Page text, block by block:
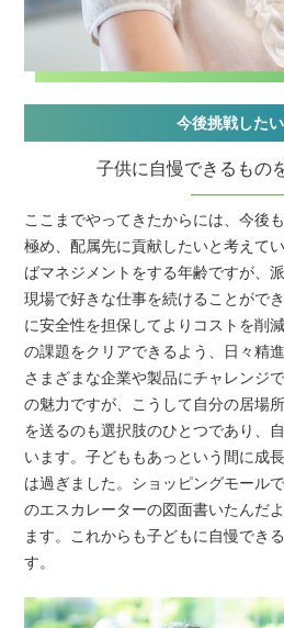
今後挑戦した
子供に自慢できるもの
ここまでやってきたからには、今後
極め、配属先に貢献したいと考えて
ばマネジメントをする年齢ですが、
現場で好きな仕事を続けることがで
に安全性を担保してよりコストを削
の課題をクリアできるよう、日々精
さまざまな企業や製品にチャレンジ
の魅力ですが、こうして自分の居場
を送るのも選択肢のひとつであり、
います。子どももあっという間に成
は過ぎました。ショッピングモール
のエスカレーターの図面書いたんだ
ます。これからも子どもに自慢でき
す。